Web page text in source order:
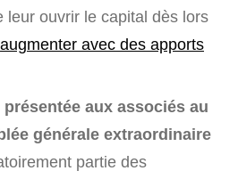
leur ouvrir le capital dès lors
augmenter avec des apports
présentée aux associés au
générale extraordinaire
partie des